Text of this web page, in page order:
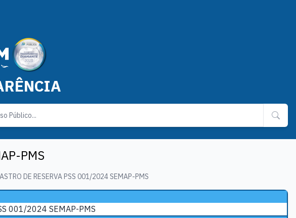
PMS
DE RESERVA PSS 001/2024 SEMAP-PMS
001/2024 SEMAP-PMS